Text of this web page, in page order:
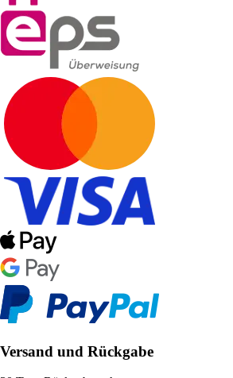
Versand und Rückgabe